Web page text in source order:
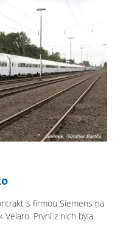
s firmou Siemens na
První z nich byla